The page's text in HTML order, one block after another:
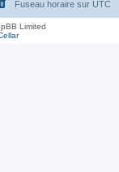
e
Fuseau horaire sur UTC
Limited